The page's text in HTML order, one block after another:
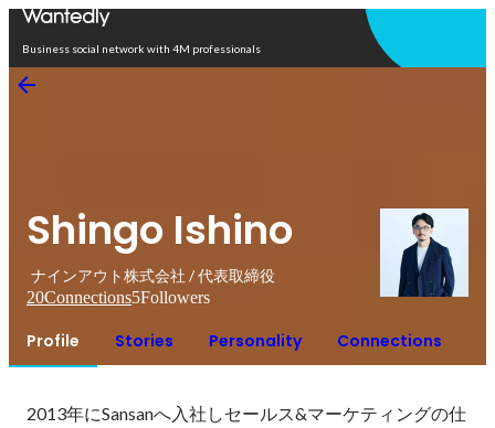
Business social network with 4M professionals
Shingo Ishino
ナインアウト株式会社 / 代表取締役
20Connections5Followers
Profile Stories Personality Connections
2013年にSansanへ入社しセールス&マーケティングの仕